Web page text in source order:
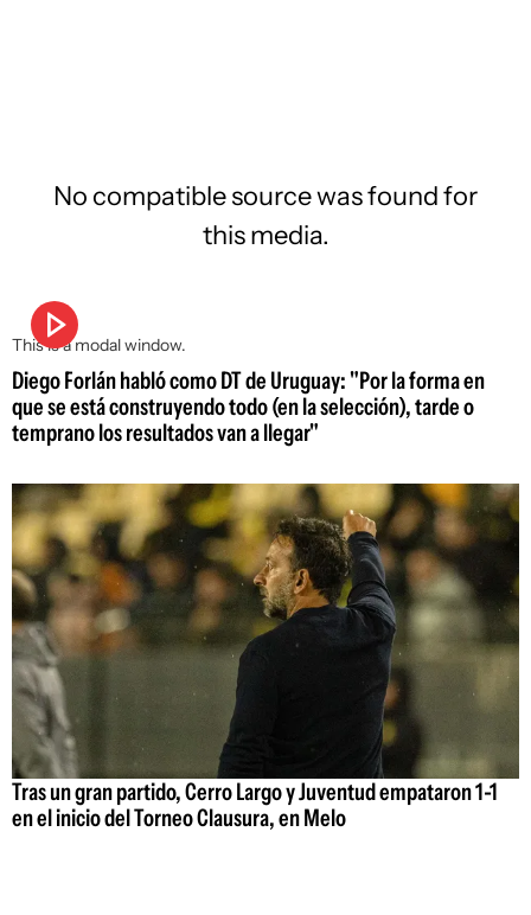
This is a modal window.
No compatible source was found for
this media.
Diego Forlán habló como DT de Uruguay: "Por la forma en
que se está construyendo todo (en la selección), tarde o
temprano los resultados van a llegar"
Tras un gran partido, Cerro Largo y Juventud empataron 1-1
en el inicio del Torneo Clausura, en Melo